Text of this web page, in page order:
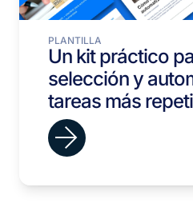
PLANTILLA
Un kit práctico
selección y
tareas más